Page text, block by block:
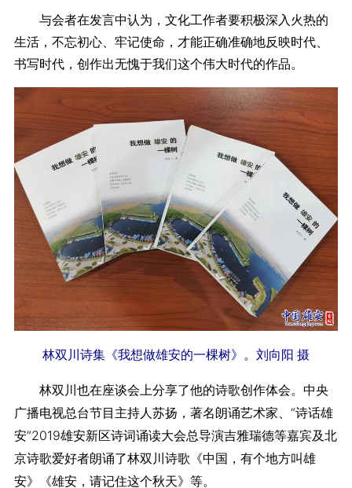
与会者在发言中认为，文化工作者要积极深入火热的
生活，不忘初心、牢记使命，才能正确准确地反映时代、
书写时代，创作出无愧于我们这个伟大时代的作品。
林双川诗集《我想做雄安的一棵树》。刘向阳 摄
林双川也在座谈会上分享了他的诗歌创作体会。中央
广播电视总台节目主持人苏扬，著名朗诵艺术家、“诗话雄
安”2019雄安新区诗词诵读大会总导演吉雅瑞德等嘉宾及北
京诗歌爱好者朗诵了林双川诗歌《中国，有个地方叫雄
安》《雄安，请记住这个秋天》等。